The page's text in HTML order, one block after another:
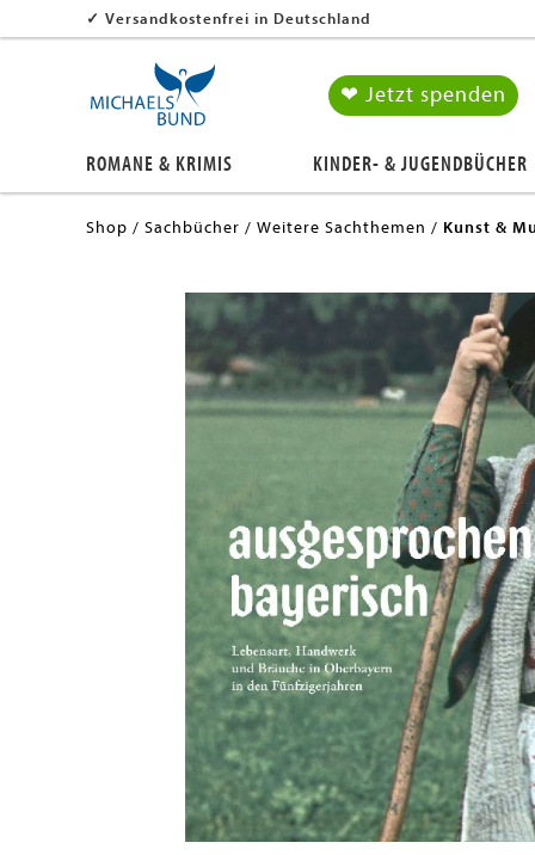
✓ Versandkostenfrei in Deutschland
❤ Jetzt spenden
ROMANE & KRIMIS KINDER- & JUGENDBÜCHER
Shop Sachbücher Weitere Sachthemen Kunst &